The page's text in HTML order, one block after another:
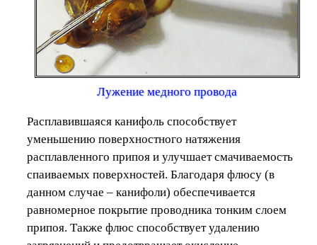
Лужение медного провода
Расплавившаяся канифоль способствует
уменьшению поверхностного натяжения
расплавленного припоя и улучшает смачиваемость
спаиваемых поверхностей. Благодаря флюсу (в
данном случае – канифоли) обеспечивается
равномерное покрытие проводника тонким слоем
припоя. Также флюс способствует удалению